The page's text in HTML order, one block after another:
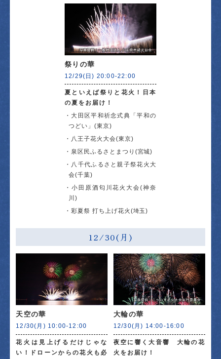
祭りの華
12/29(日) 20:00-22:00
夏といえば祭りと花火！日本
の夏をお届け！
大田区平和祈念式典「平和の
つどい」(東京)
八王子花火大会(東京)
泉区民ふるさとまつり(宮城)
八千代ふるさと親子祭花火大
会(千葉)
小田原酒匂川花火大会(神奈
川)
彩夏祭 打ち上げ花火(埼玉)
12/30(月)
天空の華
12/30(月) 10:00-12:00
花火は見上げるだけじゃな
い！ドローンからの花火も必
大輪の華
12/30(月) 14:00-16:00
夜空に響く大音響 大輪の花
火をお届け！